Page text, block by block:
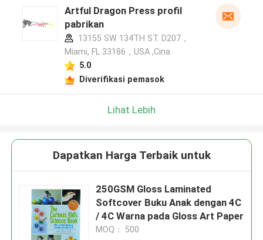
Artful Dragon Press profil
pabrikan
13155 SW 134TH ST. D207，
Miami, FL 33186，USA ,Cina
5.0
Diverifikasi pemasok
Lihat Lebih
Dapatkan Harga Terbaik untuk
250GSM Gloss Laminated
Softcover Buku Anak dengan 4C
/ 4C Warna pada Gloss Art Paper
MOQ： 500